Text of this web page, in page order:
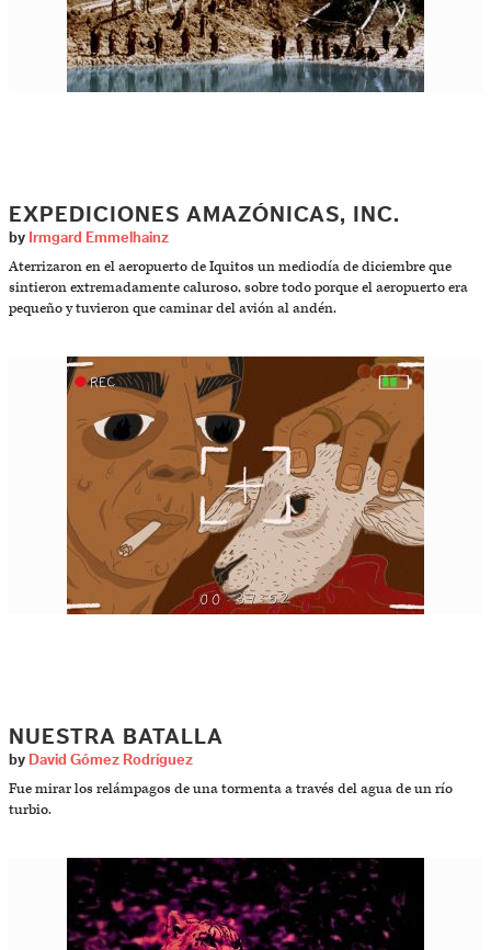
EXPEDICIONES AMAZÓNICAS, INC.
by Irmgard Emmelhainz
Aterrizaron en el aeropuerto de Iquitos un mediodía de diciembre que
sintieron extremadamente caluroso, sobre todo porque el aeropuerto era
pequeño y tuvieron que caminar del avión al andén.
NUESTRA BATALLA
by David Gómez Rodríguez
Fue mirar los relámpagos de una tormenta a través del agua de un río
turbio.